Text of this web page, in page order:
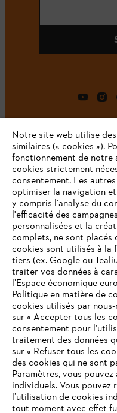
L'Entreprise
STIHL FAQ
Contact
Politique de protection
Mentions légales
VOTRE
N'EST PLUS
Vous utilisez un
en charge, et certaines
Notre site web utilise
similaires (« cookies »).
fonctionnement de notre
cookies strictement
consentement. Les
optimiser la navigation
y compris l'analyse du
l'efficacité des
personnalisées et la
complets, ne sont placés
cookies sont utilisés à la
tiers (ex. Google ou
traiter vos données à
l’Espace économique
Politique en matière de
cookies utilisés par
sur « Accepter tous les
consentement pour
traitement des données
sur « Refuser tous les
des cookies qui ne sont
Paramètres, vous
individuels. Vous
l’utilisation de cookies
tout moment avec effet